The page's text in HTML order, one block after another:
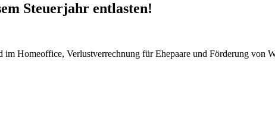
Steuerjahr entlasten!
Homeoffice, Verlustverrechnung für Ehepaare und Förderung von